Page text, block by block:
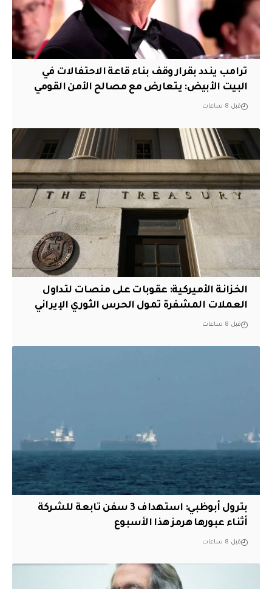
ترامب يندد بقرار وقف بناء قاعة الاحتفالات في
البيت الأبيض: يتعارض مع مصالح الأمن القومي
قبل 8 ساعات
الخزانة الأميركية: عقوبات على منصات لتداول
العملات المشفرة تمول الحرس الثوري الإيراني
قبل 8 ساعات
بترول أبوظبي: استهداف 3 سفن تابعة للشركة
أثناء عبورها هرمز هذا الأسبوع
قبل 8 ساعات